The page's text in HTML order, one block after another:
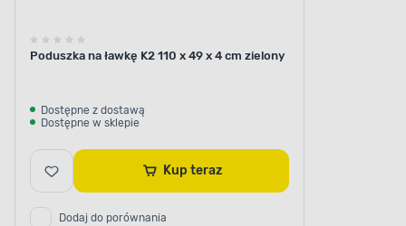
Poduszka na ławkę K2 110 x 49 x 4 cm zielony
Dostępne z dostawą
Dostępne w sklepie
Kup teraz
Dodaj do porównania